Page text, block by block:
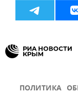
ПОЛИТИКА